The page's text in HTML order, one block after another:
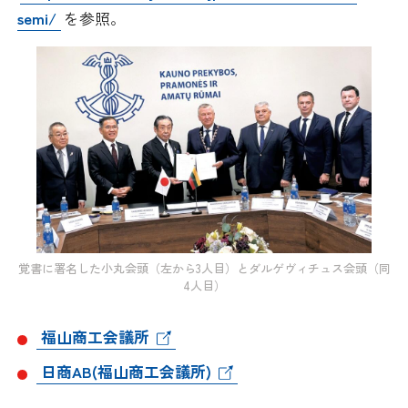
semi/ を参照。
覚書に署名した小丸会頭（左から3人目）とダルゲヴィチュス会頭（同
4人目）
福山商工会議所
日商AB(福山商工会議所)